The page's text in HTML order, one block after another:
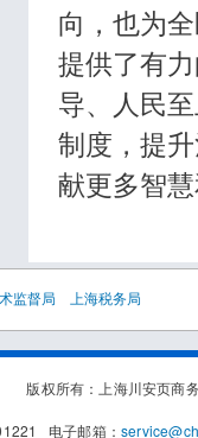
向，也为
提供了有
导、人民
制度，提
献更多智
监督局 上海税务局
版权所有：上海川安页
电子邮箱：